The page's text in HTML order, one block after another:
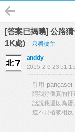
[答案已揭曉] 公路
1K處)
只看樓主
anddy
2015-2-6 23:51:15
引用: pangasei
阿我好像真的打
話說我還以為蛋
道不只樁號相反